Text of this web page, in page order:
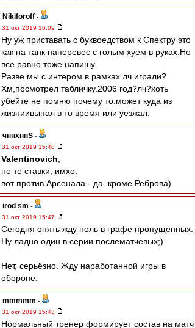
Nikiforoff -
31 окт 2019 16:09
Ну уж приставать с буквоедством к Спектру это
как на танк наперевес с голым хуем в руках.Но
все равно тоже напишу.
Разве мы с интером в рамках лч играли?
Хм,посмотрел табличку.2006 год?лч?хоть
убейте не помню почему то.может куда из
жизниивыпал в то время или уезжал.
чннхнпS -
31 окт 2019 15:48
Valentinovich
не те ставки, имхо.
вот против Арсенала - да. кроме Реброва)
irod sm -
31 окт 2019 15:47
Сегодня опять жду ноль в графе пропущенных.
Ну ладно один в серии послематчевых;)
Нет, серьёзно. Жду наработанной игры в
обороне.
mmmmm -
31 окт 2019 15:43
Нормальный тренер формирует состав на матч